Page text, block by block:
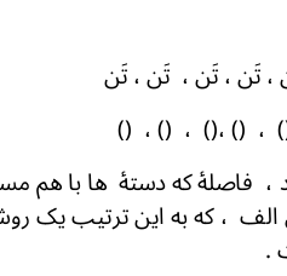
تَن ، تَن ، تَن ،
() ، () ،() ، ()
، فاصلۀ که دستۀ ها با
، که به این ترتیب یک
ساده هم